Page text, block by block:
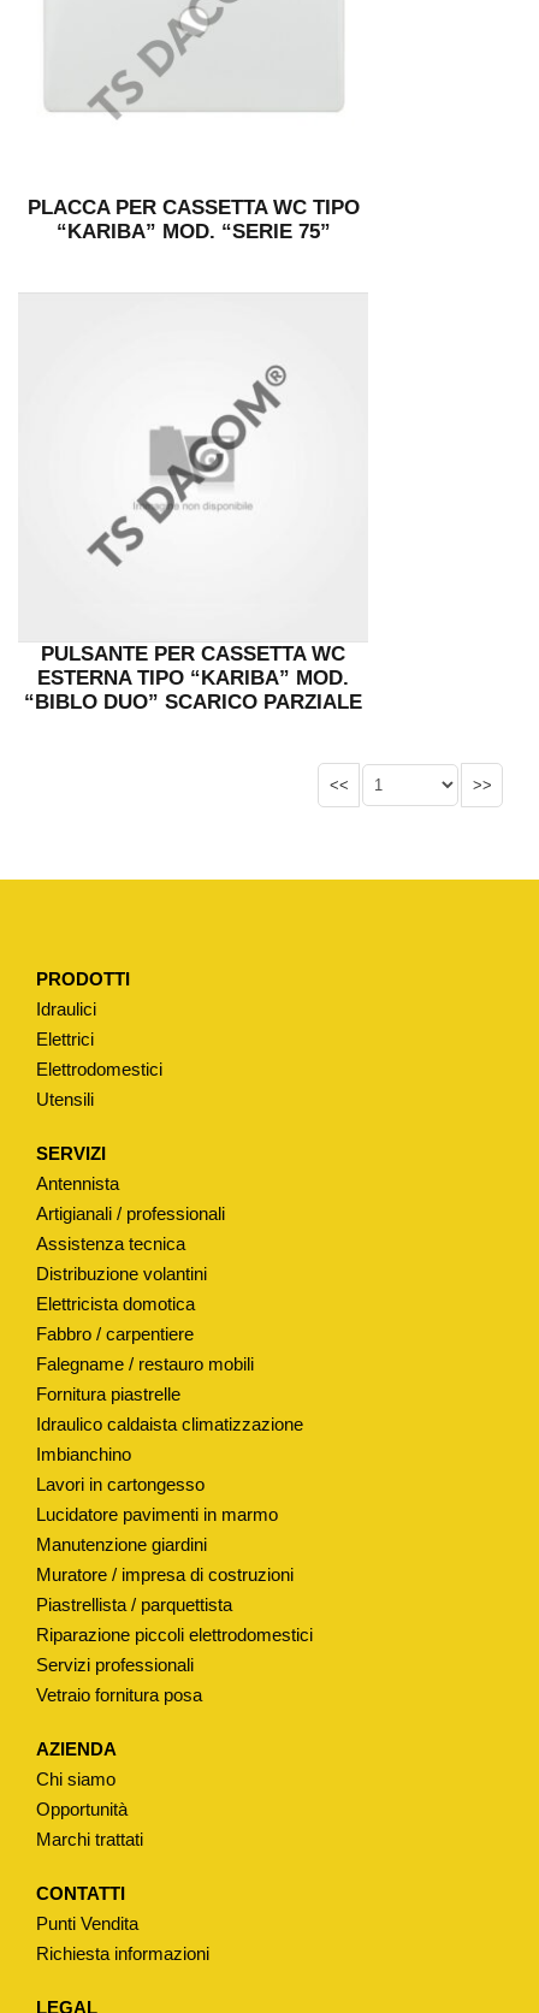
PLACCA PER CASSETTA WC TIPO
“KARIBA” MOD. “SERIE 75”
PULSANTE PER CASSETTA WC
ESTERNA TIPO “KARIBA” MOD.
“BIBLO DUO” SCARICO PARZIALE
PRODOTTI
Idraulici
Elettrici
Elettrodomestici
Utensili
SERVIZI
Antennista
Artigianali / professionali
Assistenza tecnica
Distribuzione volantini
Elettricista domotica
Fabbro / carpentiere
Falegname / restauro mobili
Fornitura piastrelle
Idraulico caldaista climatizzazione
Imbianchino
Lavori in cartongesso
Lucidatore pavimenti in marmo
Manutenzione giardini
Muratore / impresa di costruzioni
Piastrellista / parquettista
Riparazione piccoli elettrodomestici
Servizi professionali
Vetraio fornitura posa
AZIENDA
Chi siamo
Opportunità
Marchi trattati
CONTATTI
Punti Vendita
Richiesta informazioni
LEGAL